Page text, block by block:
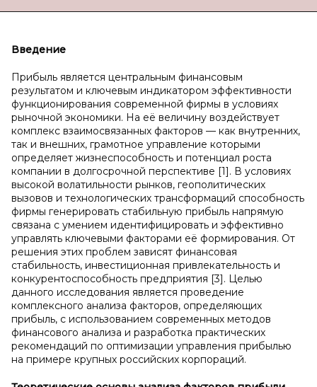
Введение
Прибыль является центральным финансовым
результатом и ключевым индикатором эффективности
функционирования современной фирмы в условиях
рыночной экономики. На её величину воздействует
комплекс взаимосвязанных факторов — как внутренних,
так и внешних, грамотное управление которыми
определяет жизнеспособность и потенциал роста
компании в долгосрочной перспективе [1]. В условиях
высокой волатильности рынков, геополитических
вызовов и технологических трансформаций способность
фирмы генерировать стабильную прибыль напрямую
связана с умением идентифицировать и эффективно
управлять ключевыми факторами её формирования. От
решения этих проблем зависят финансовая
стабильность, инвестиционная привлекательность и
конкурентоспособность предприятия [3]. Целью
данного исследования является проведение
комплексного анализа факторов, определяющих
прибыль, с использованием современных методов
финансового анализа и разработка практических
рекомендаций по оптимизации управления прибылью
на примере крупных российских корпораций.